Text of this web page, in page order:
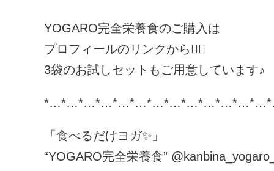
YOGARO完全栄養食のご購入は
プロフィールのリンクから💁‍♀
3袋のお試しセットもご用意しています♪
「食べるだけヨガ✨」
“YOGARO完全栄養食”